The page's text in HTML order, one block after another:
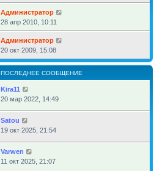
Администратор
28 апр 2010, 10:11
Администратор
20 окт 2009, 15:08
ПОСЛЕДНЕЕ СООБЩЕНИЕ
Kira11
20 мар 2022, 14:49
Satou
19 окт 2025, 21:54
Varwen
11 окт 2025, 21:07